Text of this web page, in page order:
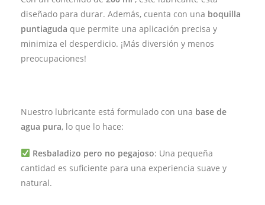
diseñado para durar. Además, cuenta con una boquilla
puntiaguda que permite una aplicación precisa y
minimiza el desperdicio. ¡Más diversión y menos
preocupaciones!
Nuestro lubricante está formulado con una base de
agua pura, lo que lo hace:
Resbaladizo pero no pegajoso: Una pequeña
cantidad es suficiente para una experiencia suave y
natural.